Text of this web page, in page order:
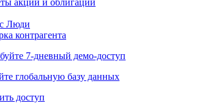
приложение Cbonds
калькулятор
запросы
акций и облигаций
Люди
контрагента
7-дневный